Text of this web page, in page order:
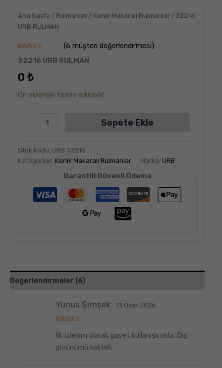
Ana Sayfa / Rulmanlar / Konik Makaralı Rulmanlar / 32216
URB RULMAN
6
müşteri
puanına
5
5.00
puan
aldı
(6 müşteri değerlendirmesi)
32216 URB RULMAN
0 ₺
Ön siparişle temin edilebilir
Sepete Ekle
Stok kodu: URB 32216
Kategoriler: Konik Makaralı Rulmanlar Marka: URB
Garantili Güvenli Ödeme
Değerlendirmeler (6)
üzerinden
oy aldı
Yunus Şimşek 13 Ocak 2026
İlk izlenim olarak gayet kullanışlı oldu. Dış
görünümü kaliteli.